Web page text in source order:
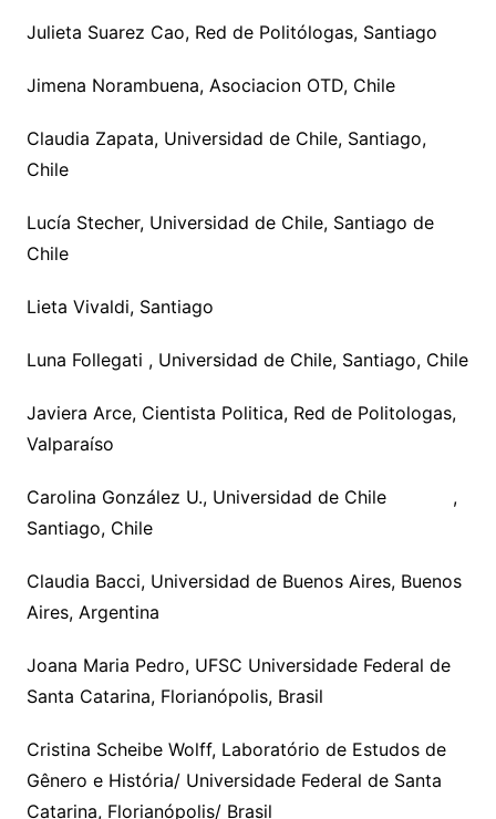
Julieta Suarez Cao, Red de Politólogas, Santiago
Jimena Norambuena, Asociacion OTD, Chile
Claudia Zapata, Universidad de Chile, Santiago,
Chile
Lucía Stecher, Universidad de Chile, Santiago de
Chile
Lieta Vivaldi, Santiago
Luna Follegati , Universidad de Chile, Santiago, Chile
Javiera Arce, Cientista Politica, Red de Politologas,
Valparaíso
Carolina González U., Universidad de Chile ,
Santiago, Chile
Claudia Bacci, Universidad de Buenos Aires, Buenos
Aires, Argentina
Joana Maria Pedro, UFSC Universidade Federal de
Santa Catarina, Florianópolis, Brasil
Cristina Scheibe Wolff, Laboratório de Estudos de
Gênero e História/ Universidade Federal de Santa
Catarina, Florianópolis/ Brasil